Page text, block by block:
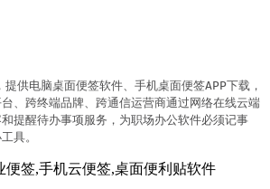
供电脑桌面便签软件、手机桌面便签APP下载，
、跨终端品牌、跨通信运营商通过网络在线云端
提醒待办事项服务，为职场办公软件必须记事
具。
便签,手机云便签,桌面便利贴软件